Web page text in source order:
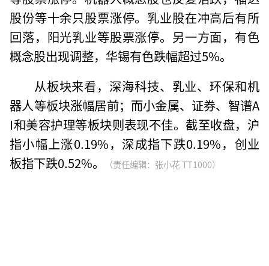
股份等十余只股票涨停。乳业股在冲高后有所
回落，阳光乳业等股票涨停。另一方面，有色
概念股出现调整，华锡有色跌幅超过5%。
从板块来看，深海科技、乳业、环保和机
器人等板块涨幅居前；而小金属、证券、智谱A
I和美容护理等板块则表现不佳。截至收盘，沪
指小幅上涨0.19%，深成指下跌0.19%，创业
板指下跌0.52%。
（责任编辑：张小花 TT1000）